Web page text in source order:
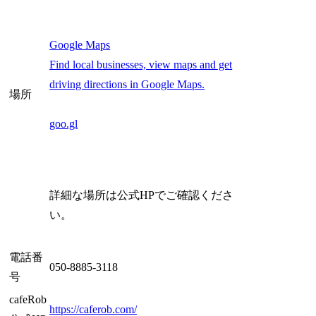
場所
Google Maps
Find local businesses, view maps and get
driving directions in Google Maps.
goo.gl
詳細な場所は公式HPでご確認くださ
い。
電話番
号
050-8885-3118
cafeRob
https://caferob.com/